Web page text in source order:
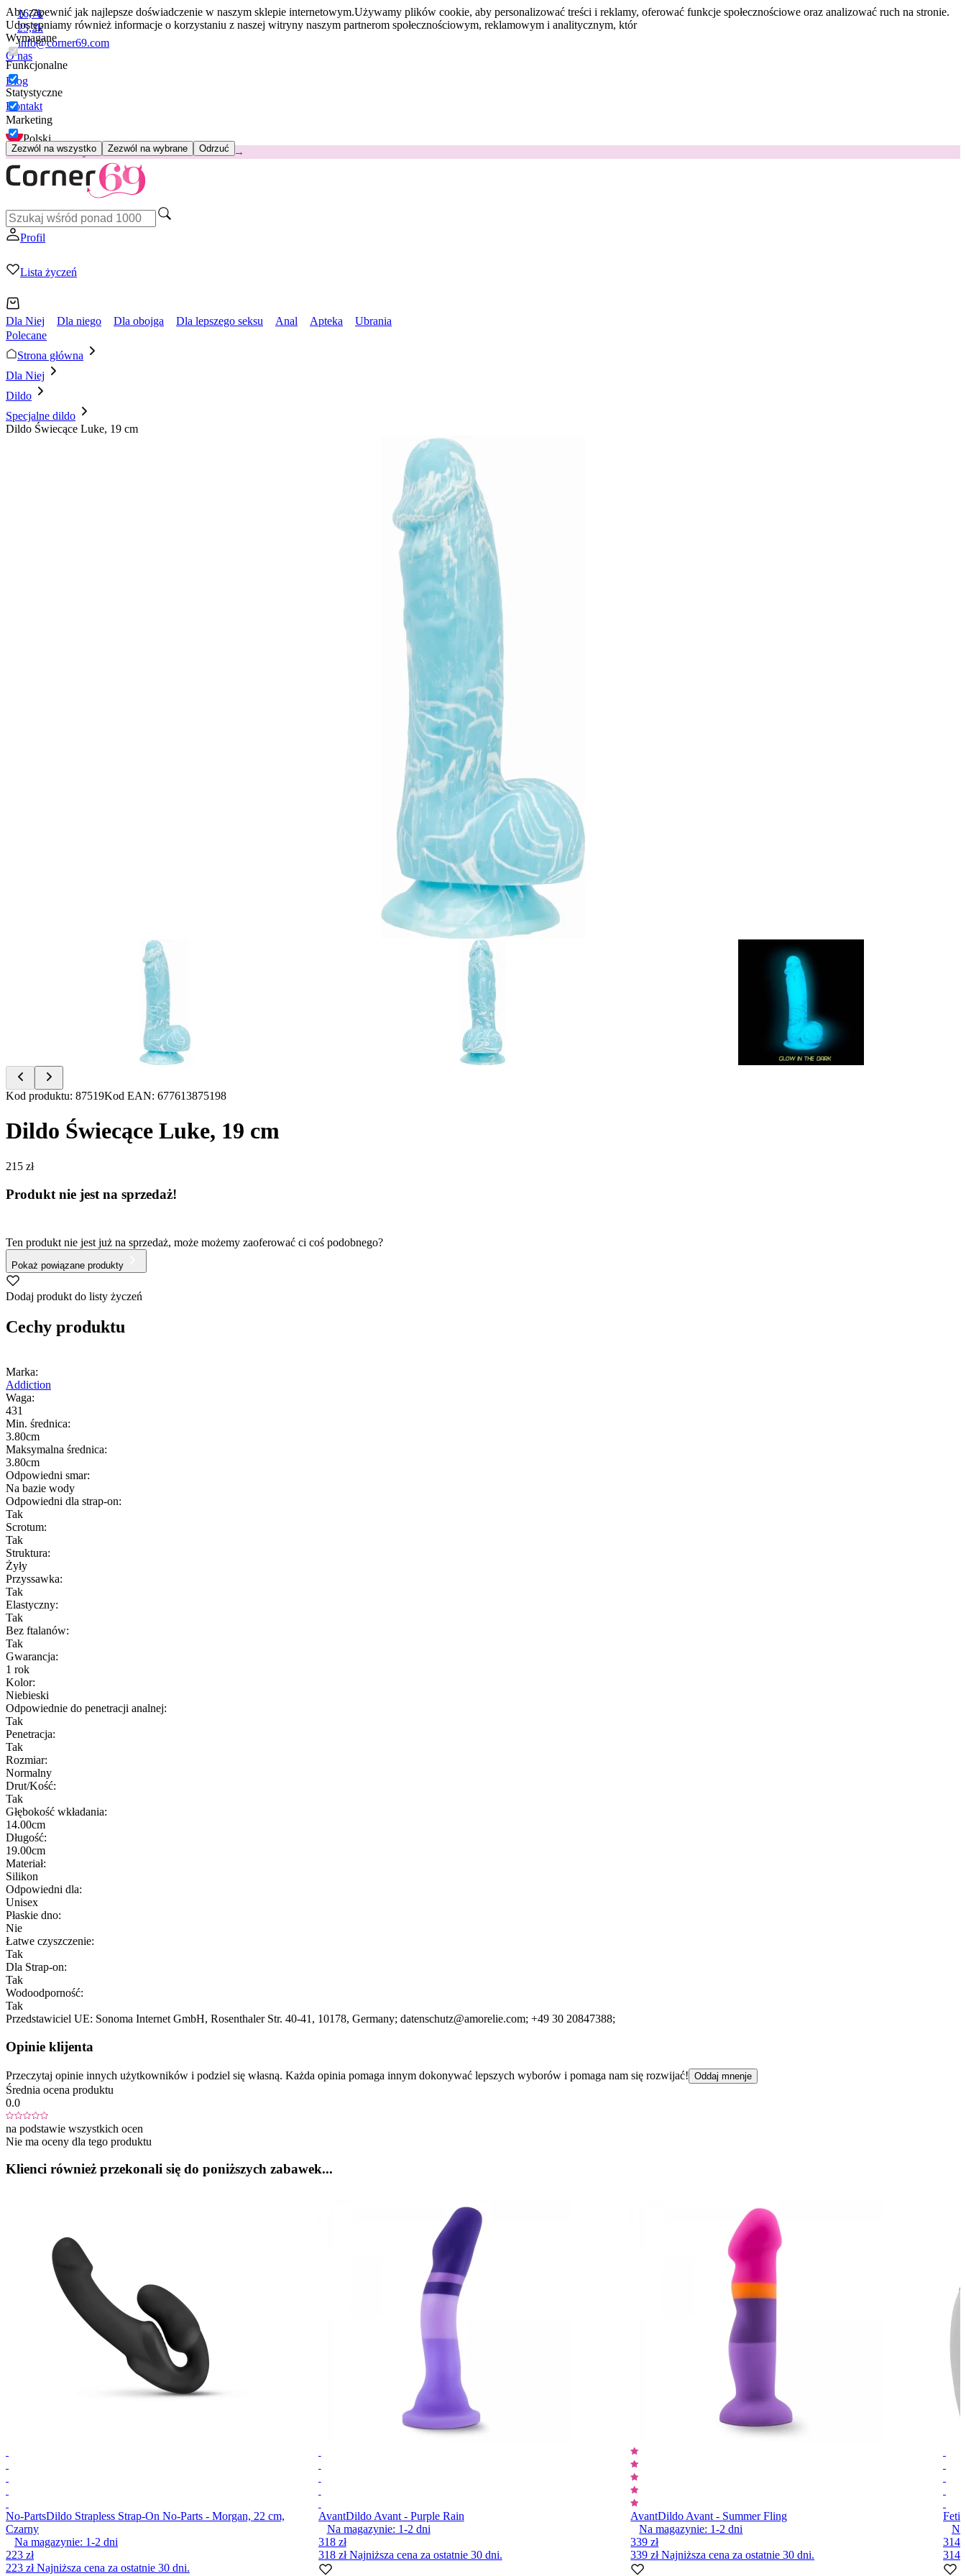
Aby zapewnić jak najlepsze doświadczenie w naszym sklepie internetowym.Używamy plików cookie, aby personalizować treści i reklamy, oferować funkcje społecznościowe oraz analizować ruch na stronie.
Udostępniamy również informacje o korzystaniu z naszej witryny naszym partnerom społecznościowym, reklamowym i analitycznym, któr
Wymagane
Funkcjonalne
Statystyczne
Marketing
Zezwól na wszystko Zezwól na wybrane Odrzuć
16,7k
25,2k
info@corner69.com
O nas
Blog
Kontakt
Polski
😽Svakom Klitty: 65 zł TANIEJKod: KLITTY →
Profil
Lista życzeń
Dla Niej Dla niego Dla obojga Dla lepszego seksu Anal Apteka
Ubrania
Polecane
Strona główna
Dla Niej
Dildo
Specjalne dildo
Dildo Świecące Luke, 19 cm
Item
of
Kod produktu: 87519Kod EAN: 677613875198
Dildo Świecące Luke, 19 cm
215 zł
Produkt nie jest na sprzedaż!
Ten produkt nie jest już na sprzedaż, może możemy zaoferować ci coś podobnego?
Pokaż powiązane produkty
Dodaj produkt do listy życzeń
Cechy produktu
Marka:
Addiction
Waga:
431
Min. średnica:
3.80cm
Maksymalna średnica:
3.80cm
Odpowiedni smar:
Na bazie wody
Odpowiedni dla strap-on:
Tak
Scrotum:
Tak
Struktura:
Żyły
Przyssawka:
Tak
Elastyczny:
Tak
Bez ftalanów:
Tak
Gwarancja:
1 rok
Kolor:
Niebieski
Odpowiednie do penetracji analnej:
Tak
Penetracja:
Tak
Rozmiar:
Normalny
Drut/Kość:
Tak
Głębokość wkładania:
14.00cm
Długość:
19.00cm
Materiał:
Silikon
Odpowiedni dla:
Unisex
Płaskie dno:
Nie
Łatwe czyszczenie:
Tak
Dla Strap-on:
Tak
Wodoodporność:
Tak
Przedstawiciel UE: Sonoma Internet GmbH, Rosenthaler Str. 40-41 , 10178, Germany; datenschutz@amorelie.com; +49 30 20847388;
Opinie klijenta
Przeczytaj opinie innych użytkowników i podziel się własną. Każda opinia pomaga innym dokonywać lepszych wyborów i pomaga nam się rozwijać! Oddaj mnenje
Średnia ocena produktu
0.0
na podstawie wszystkich ocen
Nie ma oceny dla tego produktu
Klienci również przekonali się do poniższych zabawek...
No-PartsDildo Strapless Strap-On No-Parts - Morgan, 22 cm,
Czarny
Na magazynie: 1-2 dni
223 zł
223 złNajniższa cena za ostatnie 30 dni.
AvantDildo Avant - Purple Rain
Na magazynie: 1-2 dni
318 zł
318 złNajniższa cena za ostatnie 30 dni.
AvantDildo Avant - Summer Fling
Na magazynie: 1-2dni
339 zł
339 złNajniższa cena za ostatnie 30 dni.
314
314